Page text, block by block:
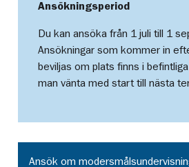
Ansökningsperiod
Du kan ansöka från 1 juli till 1
Ansökningar som kommer in
beviljas om plats finns i
man vänta med start till nästa
Ansök om